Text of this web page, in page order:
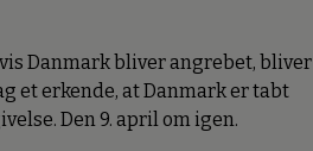
Danmark bliver angrebet, bliver
et erkende, at Danmark er tabt
Den 9. april om igen.